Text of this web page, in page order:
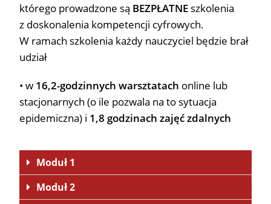
którego prowadzone są BEZPŁATNE szkolenia
z doskonalenia kompetencji cyfrowych.
W ramach szkolenia każdy nauczyciel będzie brał
udział
• w 16,2-godzinnych warsztatach online lub
stacjonarnych (o ile pozwala na to sytuacja
epidemiczna) i 1,8 godzinach zajęć zdalnych
Moduł 1
Moduł 2